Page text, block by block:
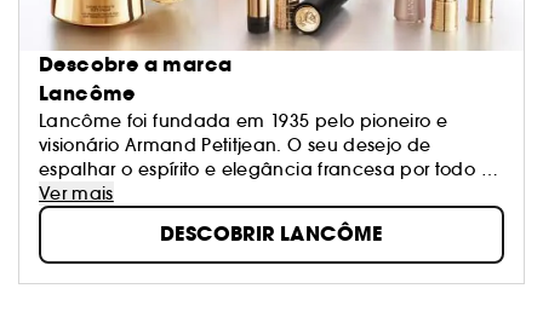
Descobre a marca
Lancôme
Lancôme foi fundada em 1935 pelo pioneiro e
visionário Armand Petitjean. O seu desejo de
espalhar o espírito e elegância francesa por todo o
mundo fez com que Lancôme incorporasse
imediatamente a essência da beleza e
graciosidade francesa. Hoje, mais do que nunca, a
marca pretende oferecer a cada mulher a
possibilidade de florescer e abraçar a sua beleza e
Ver mais
DESCOBRIR LANCÔME